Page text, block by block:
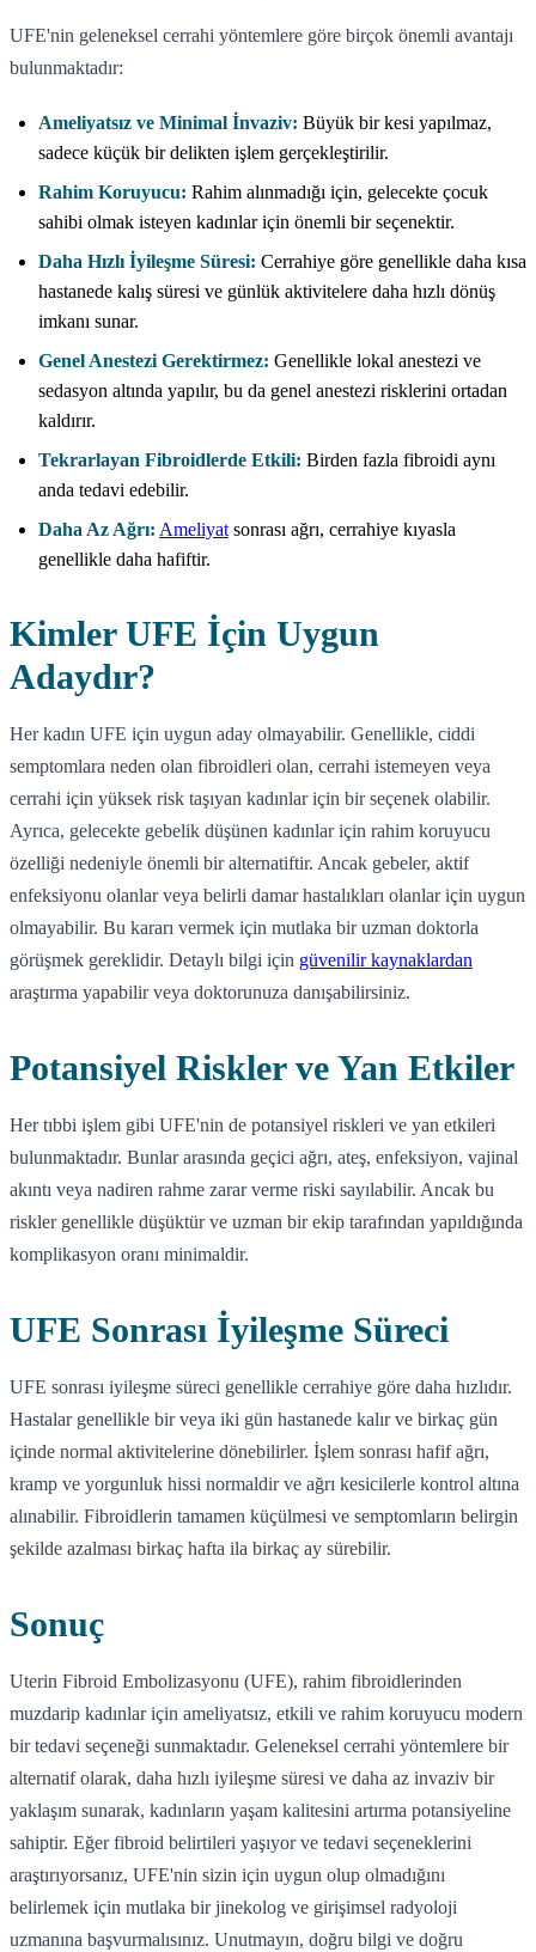
UFE'nin geleneksel cerrahi yöntemlere göre birçok önemli avantajı
bulunmaktadır:
Ameliyatsız ve Minimal İnvaziv: Büyük bir kesi yapılmaz,
sadece küçük bir delikten işlem gerçekleştirilir.
Rahim Koruyucu: Rahim alınmadığı için, gelecekte çocuk
sahibi olmak isteyen kadınlar için önemli bir seçenektir.
Daha Hızlı İyileşme Süresi: Cerrahiye göre genellikle daha kısa
hastanede kalış süresi ve günlük aktivitelere daha hızlı dönüş
imkanı sunar.
Genel Anestezi Gerektirmez: Genellikle lokal anestezi ve
sedasyon altında yapılır, bu da genel anestezi risklerini ortadan
kaldırır.
Tekrarlayan Fibroidlerde Etkili: Birden fazla fibroidi aynı
anda tedavi edebilir.
Daha Az Ağrı: Ameliyat sonrası ağrı, cerrahiye kıyasla
genellikle daha hafiftir.
Kimler UFE İçin Uygun
Adaydır?
Her kadın UFE için uygun aday olmayabilir. Genellikle, ciddi
semptomlara neden olan fibroidleri olan, cerrahi istemeyen veya
cerrahi için yüksek risk taşıyan kadınlar için bir seçenek olabilir.
Ayrıca, gelecekte gebelik düşünen kadınlar için rahim koruyucu
özelliği nedeniyle önemli bir alternatiftir. Ancak gebeler, aktif
enfeksiyonu olanlar veya belirli damar hastalıkları olanlar için uygun
olmayabilir. Bu kararı vermek için mutlaka bir uzman doktorla
görüşmek gereklidir. Detaylı bilgi için güvenilir kaynaklardan
araştırma yapabilir veya doktorunuza danışabilirsiniz.
Potansiyel Riskler ve Yan Etkiler
Her tıbbi işlem gibi UFE'nin de potansiyel riskleri ve yan etkileri
bulunmaktadır. Bunlar arasında geçici ağrı, ateş, enfeksiyon, vajinal
akıntı veya nadiren rahme zarar verme riski sayılabilir. Ancak bu
riskler genellikle düşüktür ve uzman bir ekip tarafından yapıldığında
komplikasyon oranı minimaldir.
UFE Sonrası İyileşme Süreci
UFE sonrası iyileşme süreci genellikle cerrahiye göre daha hızlıdır.
Hastalar genellikle bir veya iki gün hastanede kalır ve birkaç gün
içinde normal aktivitelerine dönebilirler. İşlem sonrası hafif ağrı,
kramp ve yorgunluk hissi normaldir ve ağrı kesicilerle kontrol altına
alınabilir. Fibroidlerin tamamen küçülmesi ve semptomların belirgin
şekilde azalması birkaç hafta ila birkaç ay sürebilir.
Sonuç
Uterin Fibroid Embolizasyonu (UFE), rahim fibroidlerinden
muzdarip kadınlar için ameliyatsız, etkili ve rahim koruyucu modern
bir tedavi seçeneği sunmaktadır. Geleneksel cerrahi yöntemlere bir
alternatif olarak, daha hızlı iyileşme süresi ve daha az invaziv bir
yaklaşım sunarak, kadınların yaşam kalitesini artırma potansiyeline
sahiptir. Eğer fibroid belirtileri yaşıyor ve tedavi seçeneklerini
araştırıyorsanız, UFE'nin sizin için uygun olup olmadığını
belirlemek için mutlaka bir jinekolog ve girişimsel radyoloji
uzmanına başvurmalısınız. Unutmayın, doğru bilgi ve doğru